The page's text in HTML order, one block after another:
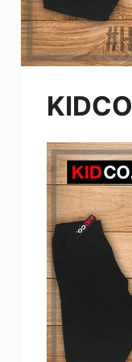
KIDCO